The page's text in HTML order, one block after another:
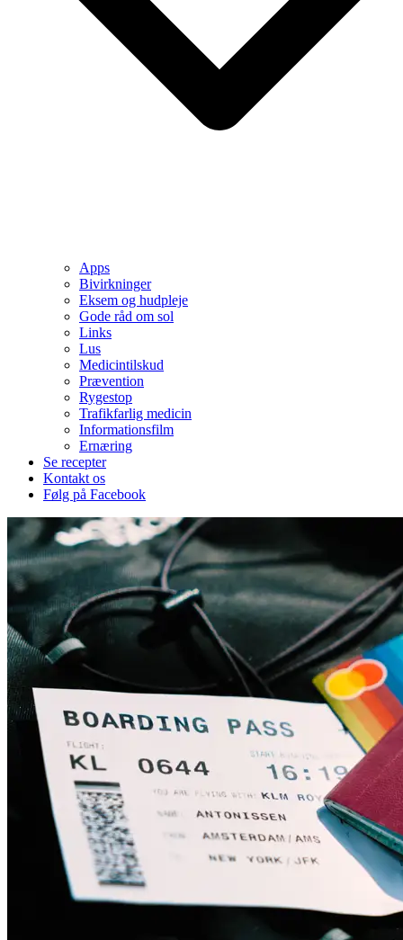
Apps
Bivirkninger
Eksem og hudpleje
Gode råd om sol
Links
Lus
Medicintilskud
Prævention
Rygestop
Trafikfarlig medicin
Informationsfilm
Ernæring
Se recepter
Kontakt os
Følg på Facebook